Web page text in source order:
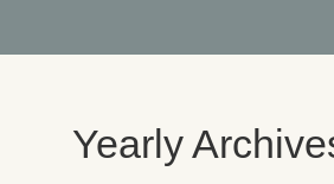
Yearly